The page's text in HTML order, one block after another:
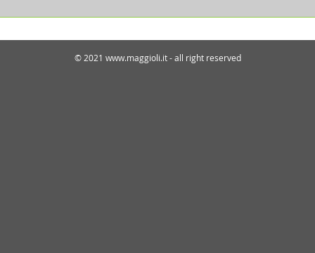
© 2021 www.maggioli.it - all right reserved